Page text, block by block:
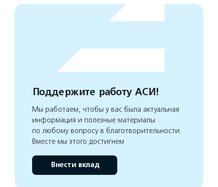
Поддержите работу АСИ!
Мы работаем, чтобы у вас была актуальная
информация и полезные материалы
по любому вопросу в благотворительности.
Вместе мы этого достигнем
Внести вклад